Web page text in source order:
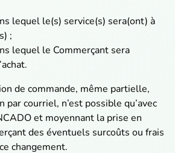
lequel le(s) service(s) sera(ont) à
;
lequel le Commerçant sera
de commande, même partielle,
par courriel, n’est possible qu’avec
et moyennant la prise en
des éventuels surcoûts ou frais
changement.